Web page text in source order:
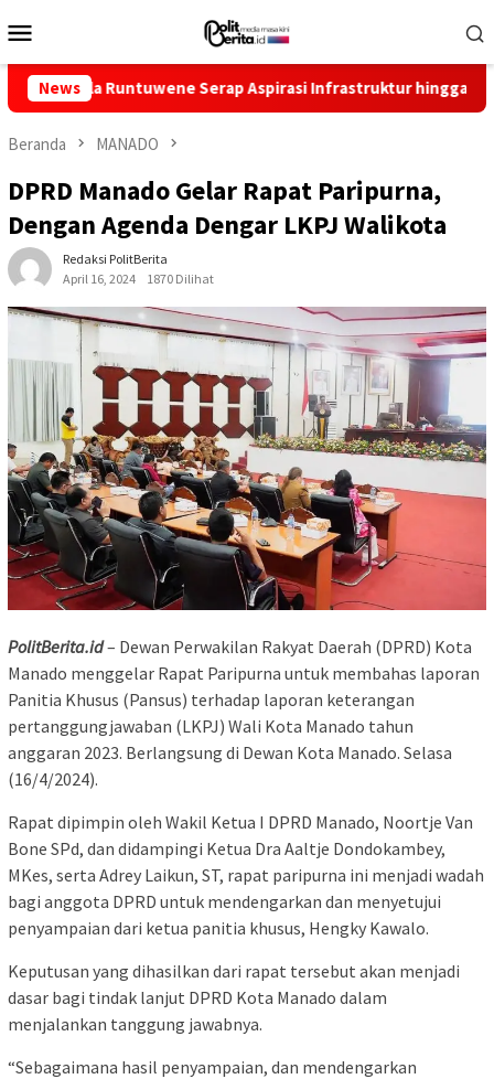
ke
Mobile
News
Runtuwene Serap Aspirasi Infrastruktur hingga
Beranda MANADO
DPRD Manado Gelar Rapat Paripurna,
Dengan Agenda Dengar LKPJ Walikota
Redaksi PolitBerita
April 16, 2024
1870 Dilihat
PolitBerita.id– Dewan Perwakilan Rakyat Daerah (DPRD) Kota
Manado menggelar Rapat Paripurna untuk membahas laporan
Panitia Khusus (Pansus) terhadap laporan keterangan
pertanggungjawaban (LKPJ) Wali Kota Manado tahun
anggaran 2023. Berlangsung di Dewan Kota Manado. Selasa
(16/4/2024).
Rapat dipimpin oleh Wakil Ketua I DPRD Manado, Noortje Van
Bone SPd, dan didampingi Ketua Dra Aaltje Dondokambey,
MKes, serta Adrey Laikun, ST, rapat paripurna ini menjadi wadah
bagi anggota DPRD untuk mendengarkan dan menyetujui
penyampaian dari ketua panitia khusus, Hengky Kawalo.
Keputusan yang dihasilkan dari rapat tersebut akan menjadi
dasar bagi tindak lanjut DPRD Kota Manado dalam
menjalankan tanggung jawabnya.
“Sebagaimana hasil penyampaian, dan mendengarkan